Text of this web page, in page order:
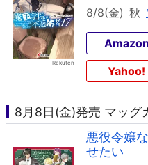
8/8(金) 秋
Amazon
Yahoo!
8月8日(金)発売 マッグ
悪役令嬢
せたい